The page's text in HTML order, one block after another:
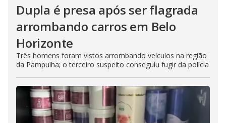
Dupla é presa após ser flagrada
arrombando carros em Belo
Horizonte
Três homens foram vistos arrombando veículos na região
da Pampulha; o terceiro suspeito conseguiu fugir da polícia